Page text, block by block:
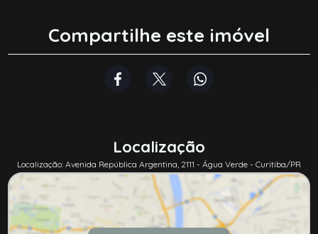
Compartilhe este imóvel
Localização
Localização: Avenida República Argentina, 2111 - Água Verde - Curitiba/PR